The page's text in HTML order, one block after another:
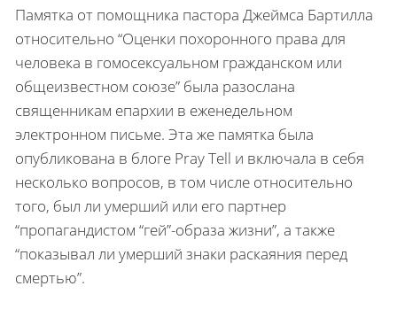
Памятка от помощника пастора Джеймса Бартилла
относительно “Оценки похоронного права для
человека в гомосексуальном гражданском или
общеизвестном союзе” была разослана
священникам епархии в еженедельном
электронном письме. Эта же памятка была
опубликована в блоге Pray Tell и включала в себя
несколько вопросов, в том числе относительно
того, был ли умерший или его партнер
“пропагандистом “гей”-образа жизни”, а также
“показывал ли умерший знаки раскаяния перед
смертью”.